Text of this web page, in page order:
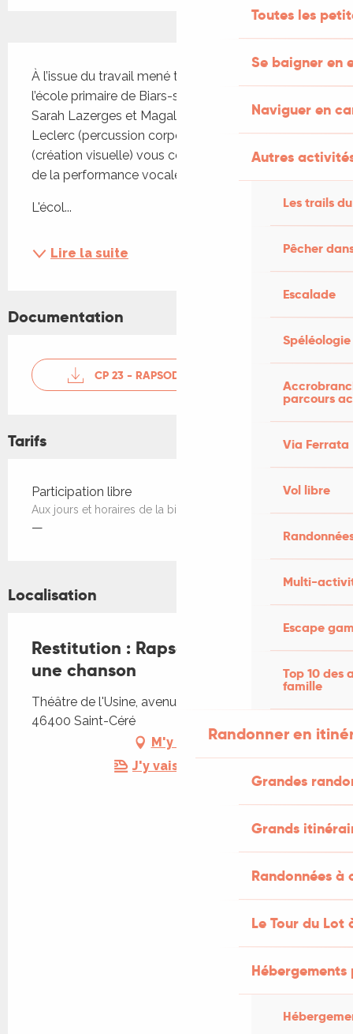
Toutes les
Se baigner en
Naviguer en
Autres
Les trails
Pêcher
Escalade
Spéléologie
parcours
Via Ferrata
Vol libre
Multi-
Escape
Top 10 des
famille
Randonner en
Grandes
Grands
Randonnées
Le Tour du Lot
À l’issue du travail mené toute l’année au sein de
l’école primaire de Biars-sur-Cère, les artistes
Sarah Lazerges et Magali Jayles (chant), Rémi
Leclerc (percussion corporelle) et Laetitia Caraud
(création visuelle) vous convient à la découverte
de la performance vocale et scénique des élèves
L'écol...
Lire la suite
Documentation
CP 23 - RAPSODIE
Tarifs
Tarifs 2026
Participation libre
Aux jours et horaires de la billetterie
—
Localisation
Restitution : Rapsodie, dessine moi
une chanson
Théâtre de l'Usine, avenue du Docteur Roux,
46400 Saint-Céré
M'y rendre
J'y vais en train !